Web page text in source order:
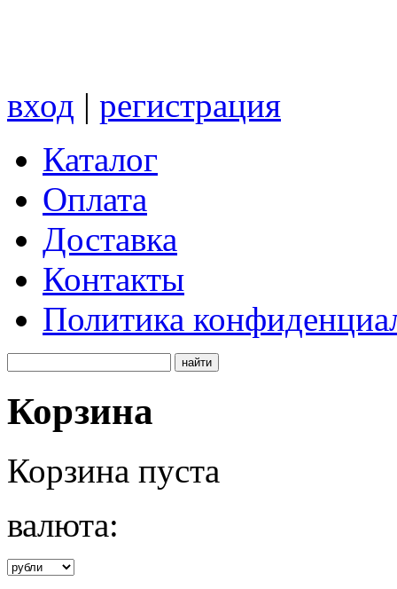
вход | регистрация
Каталог
Оплата
Доставка
Контакты
Политика
Корзина
Корзина пуста
валюта: